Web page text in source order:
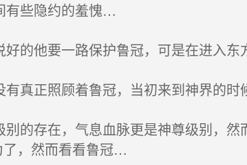
些隐约的羞愧…
的他要一路保护鲁冠，可是在进入东
真正照顾着鲁冠，当初来到神界的时
的存在，气息血脉更是神尊级别，然
，然而看看鲁冠…